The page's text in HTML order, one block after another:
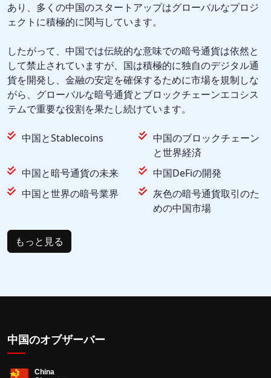
あり、多くの中国のスタートアップはグローバルなプロジ
ェクトに積極的に関与しています。
したがって、中国では伝統的な意味での暗号通貨は依然と
して禁止されていますが、国は積極的に独自のデジタル通
貨を開発し、金融の安定を確保するために市場を規制しな
がら、グローバルな暗号通貨とブロックチェーンエコシス
テムで重要な役割を果たし続けています。
中国とStablecoins
中国のブロックチェーン
と世界経済
中国と暗号通貨の未来
中国DeFiの開発
中国と世界の暗号業界
灰色の暗号通貨取引のた
めの中国市場
もっと見る
中国のオブザーバー